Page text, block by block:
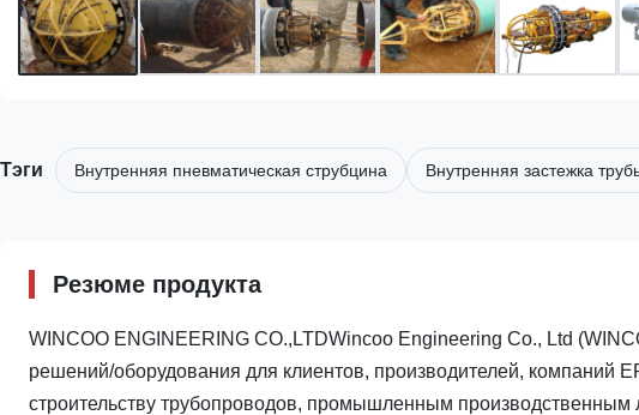
Тэги Внутренняя пневматическая струбцина Внутренняя застежка
Резюме продукта
WINCOO ENGINEERING CO.,LTDWincoo Engineering Co., Ltd
решений/оборудования для клиентов, производителей, компаний
строительству трубопроводов, промышленным производственным